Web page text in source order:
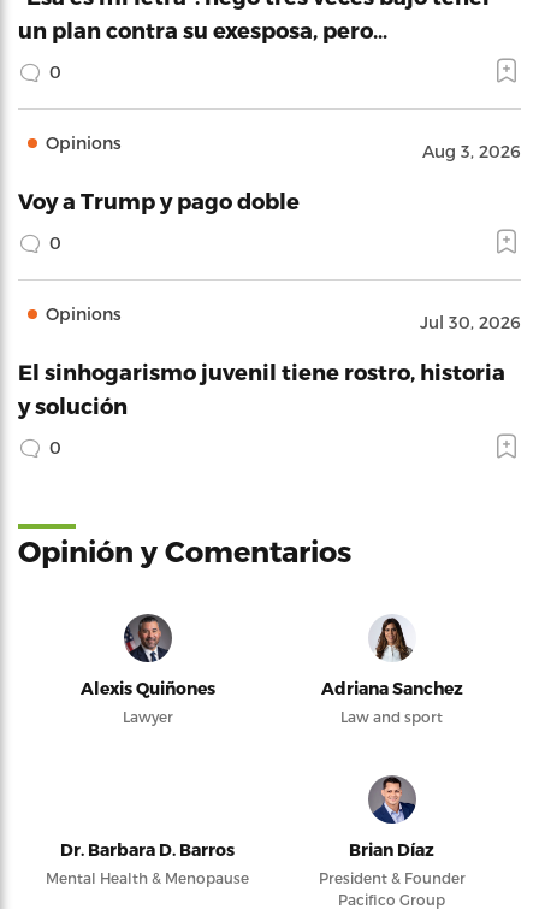
un plan contra su exesposa, pero…
0
Opinions Aug 3, 2026
Voy a Trump y pago doble
0
Opinions Jul 30, 2026
El sinhogarismo juvenil tiene rostro, historia
y solución
0
Opinión y Comentarios
Alexis Quiñones
Lawyer
Adriana Sanchez
Law and sport
Dr. Barbara D. Barros
Mental Health & Menopause
Brian Díaz
President & Founder
Pacifico Group